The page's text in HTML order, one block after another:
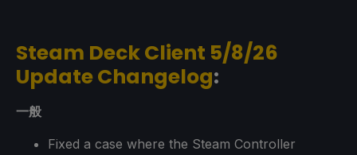
Steam Deck Client 5/8/26
Update Changelog:
一般
Fixed a case where the Steam Controller